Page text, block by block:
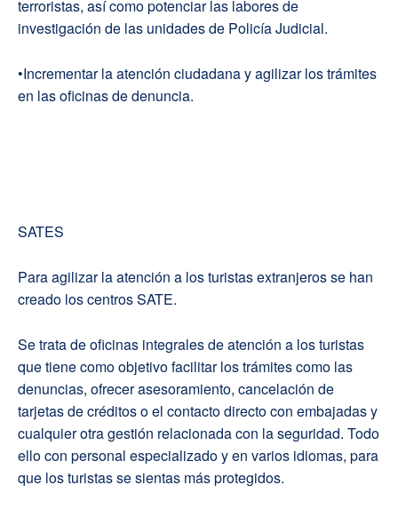
terroristas, así como potenciar las labores de
investigación de las unidades de Policía Judicial.
•Incrementar la atención ciudadana y agilizar los trámites
en las oficinas de denuncia.
SATES
Para agilizar la atención a los turistas extranjeros se han
creado los centros SATE.
Se trata de oficinas integrales de atención a los turistas
que tiene como objetivo facilitar los trámites como las
denuncias, ofrecer asesoramiento, cancelación de
tarjetas de créditos o el contacto directo con embajadas y
cualquier otra gestión relacionada con la seguridad. Todo
ello con personal especializado y en varios idiomas, para
que los turistas se sientas más protegidos.